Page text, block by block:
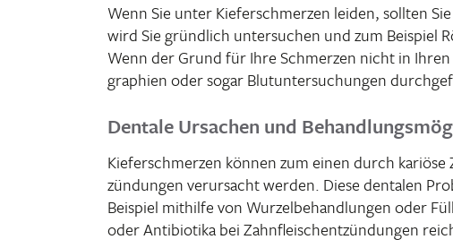
Wenn Sie unter Kiefer­schmerzen leiden, sollten
wird Sie gründ­lich unter­su­chen und zum Beispiel
Wenn der Grund für Ihre Schmerzen nicht in
gra­phien oder sogar Blut­un­ter­su­chungen
Dentale Ursachen und
Kiefer­schmerzen können zum einen durch
zün­dungen verur­sacht werden. Diese dentalen
Beispiel mithilfe von Wurzel­be­hand­lungen oder
oder Anti­bio­tika bei Zahn­fleisch­ent­zün­dungen